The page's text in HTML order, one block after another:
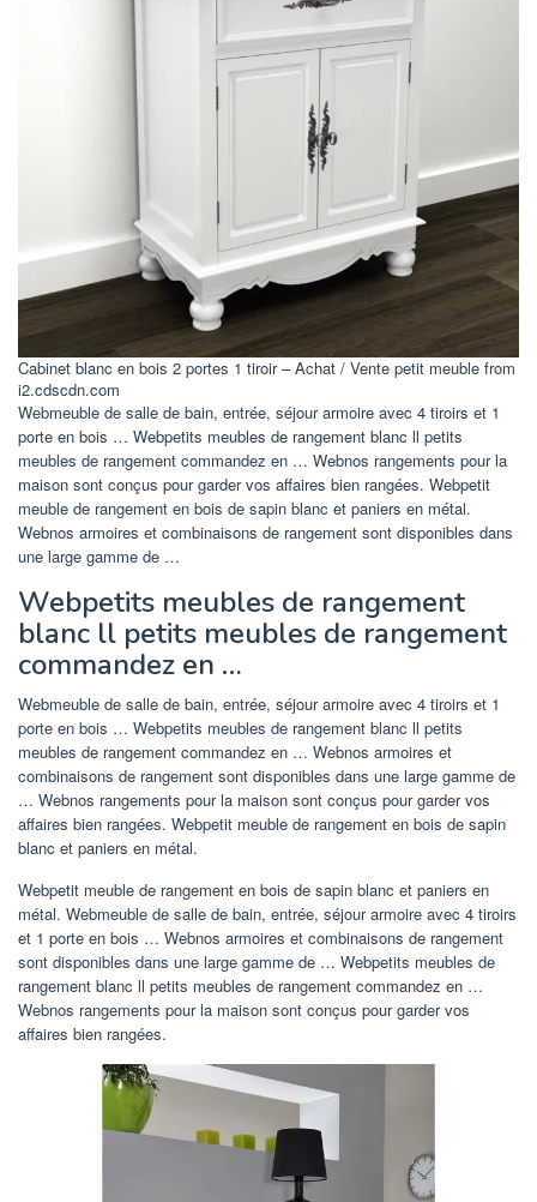
Cabinet blanc en bois 2 portes 1 tiroir – Achat / Vente petit meuble from
i2.cdscdn.com
Webmeuble de salle de bain, entrée, séjour armoire avec 4 tiroirs et 1
porte en bois … Webpetits meubles de rangement blanc ll petits
meubles de rangement commandez en … Webnos rangements pour la
maison sont conçus pour garder vos affaires bien rangées. Webpetit
meuble de rangement en bois de sapin blanc et paniers en métal.
Webnos armoires et combinaisons de rangement sont disponibles dans
une large gamme de …
Webpetits meubles de rangement
blanc ll petits meubles de rangement
commandez en …
Webmeuble de salle de bain, entrée, séjour armoire avec 4 tiroirs et 1
porte en bois … Webpetits meubles de rangement blanc ll petits
meubles de rangement commandez en … Webnos armoires et
combinaisons de rangement sont disponibles dans une large gamme de
… Webnos rangements pour la maison sont conçus pour garder vos
affaires bien rangées. Webpetit meuble de rangement en bois de sapin
blanc et paniers en métal.
Webpetit meuble de rangement en bois de sapin blanc et paniers en
métal. Webmeuble de salle de bain, entrée, séjour armoire avec 4 tiroirs
et 1 porte en bois … Webnos armoires et combinaisons de rangement
sont disponibles dans une large gamme de … Webpetits meubles de
rangement blanc ll petits meubles de rangement commandez en …
Webnos rangements pour la maison sont conçus pour garder vos
affaires bien rangées.